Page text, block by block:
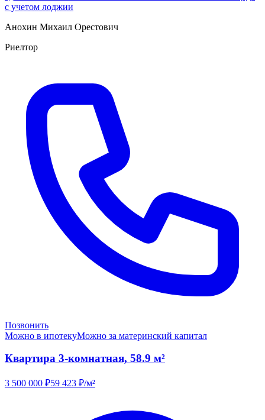
с учетом лоджии
Анохин Михаил Орестович
Риелтор
Позвонить
Можно в ипотекуМожно за материнский капитал
Квартира 3-комнатная, 58.9 м²
3 500 000 ₽59 423 ₽/м²